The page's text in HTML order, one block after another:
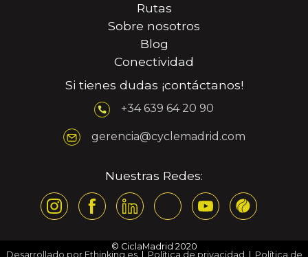
Rutas
Sobre nosotros
Blog
Conectividad
Si tienes dudas ¡contáctanos!
+34 639 64 20 90
gerencia@cyclemadrid.com
Nuestras Redes:
© CiclaMadrid 2020
Desarrollado por Ethinking.es| Política de privacidad Política de